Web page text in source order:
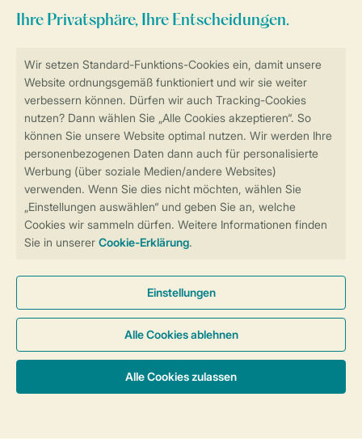
Sicherstellung Deiner Privatsphäre
Sicher und schnell zur Online-Buchung
Sichere Datenübertragung
Sicheres Bezahlen
Cookies und Banner
Barrierefreiheit
© 2026 Landal GreenParks GmbH